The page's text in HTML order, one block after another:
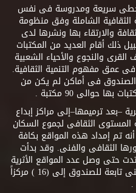
بخطى سريعة ومدروسة فى نفس
الشاملة وفق منظومة
والارتقاء بها ونشرها لدى
أقام العديد من المكتبات
القرى والنجوع والأحياء الشعبية
عمق مفهوم التنمية الثقافية.
الصندوق فى أماكن لم يكن من
حوالى 90 مكتبة .
–بعد ترميمها–إلى مراكز إبداع
الثقافى لجموع السكان
تم إمداد هذه المواقع بكافة
الثقافى والفنى. وقد بدأت
وامتدت حتى وصل عدد المواقع الأثرية
التى تم تحويلها إلى مراكز إبداع فنى تابعة للصندوق إلى (16 ) مركزاً